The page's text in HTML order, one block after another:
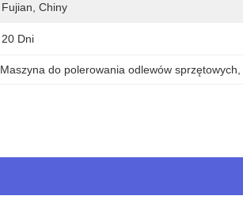
Fujian, Chiny
20 Dni
Maszyna do polerowania odlewów sprzętowych